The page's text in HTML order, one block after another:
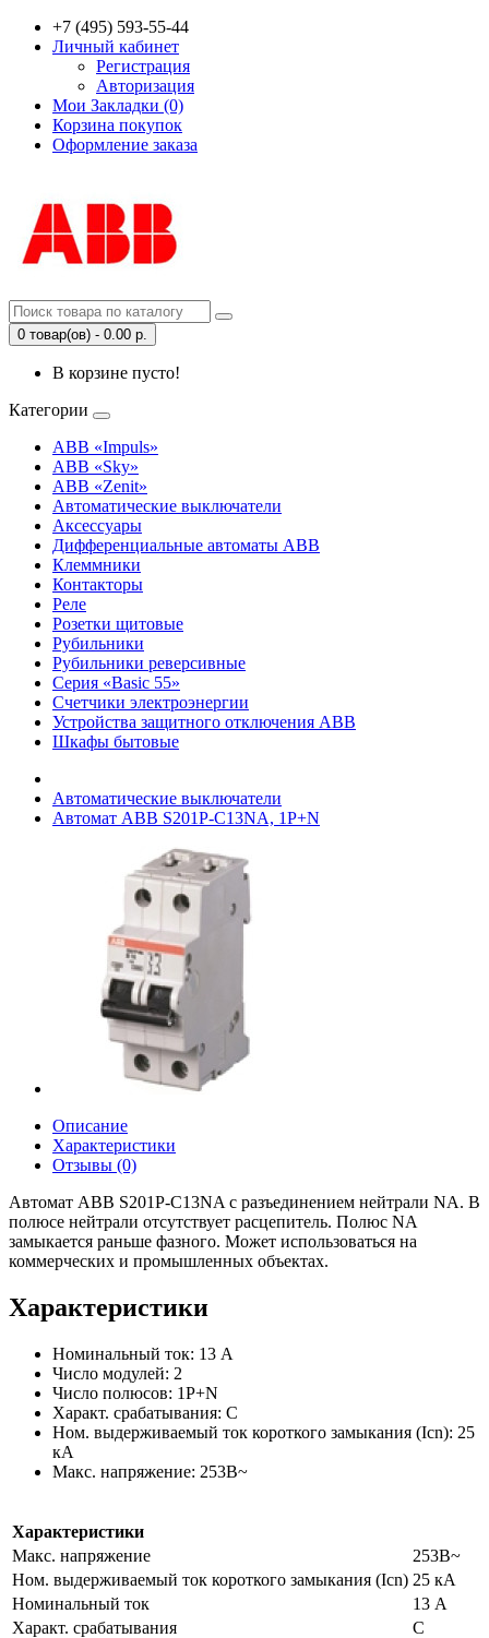
+7 (495) 593-55-44
Личный кабинет
Регистрация
Авторизация
Мои Закладки (0)
Корзина покупок
Оформление заказа
0 товар(ов) - 0.00 р.
В корзине пусто!
Категории
ABB «Impuls»
ABB «Sky»
ABB «Zenit»
Автоматические выключатели
Аксессуары
Дифференциальные автоматы ABB
Клеммники
Контакторы
Реле
Розетки щитовые
Рубильники
Рубильники реверсивные
Серия «Basic 55»
Счетчики электроэнергии
Устройства защитного отключения ABB
Шкафы бытовые
Автоматические выключатели
Автомат ABB S201P-C13NA, 1P+N
Описание
Характеристики
Отзывы (0)
Автомат ABB S201P-C13NA с разъединением нейтрали NA. В
полюсе нейтрали отсутствует расцепитель. Полюс NA
замыкается раньше фазного. Может использоваться на
коммерческих и промышленных объектах.
Характеристики
Номинальный ток: 13 А
Число модулей: 2
Число полюсов: 1P+N
Характ. срабатывания: C
Ном. выдерживаемый ток короткого замыкания (Icn): 25
кА
Макс. напряжение: 253В~
Характеристики
Макс. напряжение
253В~
Ном. выдерживаемый ток короткого замыкания (Icn) 25 кА
Номинальный ток
13 А
Характ. срабатывания
C